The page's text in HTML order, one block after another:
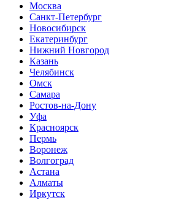
Москва
Санкт-Петербург
Новосибирск
Екатеринбург
Нижний Новгород
Казань
Челябинск
Омск
Самара
Ростов-на-Дону
Уфа
Красноярск
Пермь
Воронеж
Волгоград
Астана
Алматы
Иркутск